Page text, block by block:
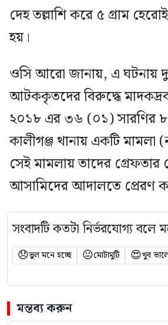
দেহ তল্লাশি করে ৫ গ্রাম
হয়।
ওসি আরো জানায়, এ ঘটনায়
আটককৃতদের বিরুদ্ধে
২০১৮ এর ৩৬ (০১) সারণির
কালীগঞ্জ থানায় একটি মামলা
সেই মামলায় তাদের গ্রেফতার
আসামিদের আদালতে প্রেরণ
সংবাদটি কতটা নির্ভরযোগ্য বলে
😞ভুল মনে হচ্ছে 😐মোটামুটি 😍খুব
মন্তব্য করুন